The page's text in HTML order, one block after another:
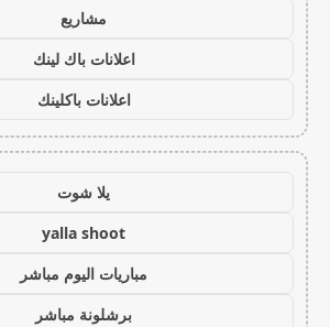
مشاريع
اعلانات باك لينك
اعلانات باكلينك
يلا شوت
yalla shoot
مباريات اليوم مباشر
برشلونة مباشر